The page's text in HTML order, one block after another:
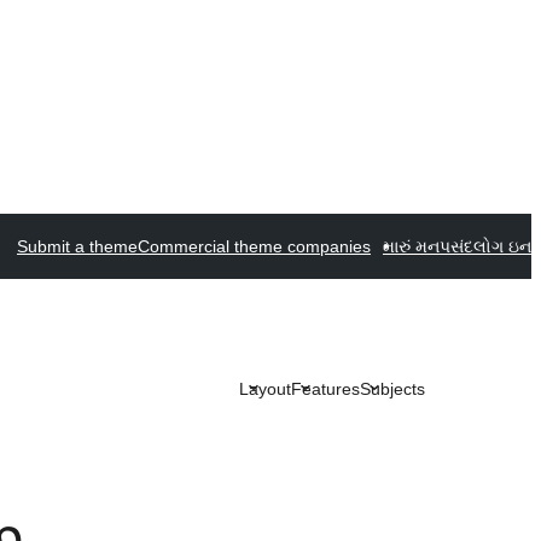
Submit a themeCommercial theme companies મારું મનપસંદલોગ ઇન
LayoutFeaturesSubjects